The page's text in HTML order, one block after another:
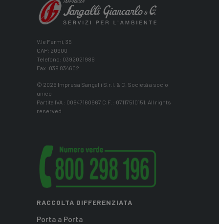
V.le Fermi, 35
CAP: 20900
Telefono: 0392021986
Fax: 039 834602
© 2026 Impresa Sangalli S.r.l. & C. Società a socio
unico
Partita IVA : 00847160967 C.F. : 07117510151, All rights
reserved
RACCOLTA DIFFERENZIATA
Porta a Porta